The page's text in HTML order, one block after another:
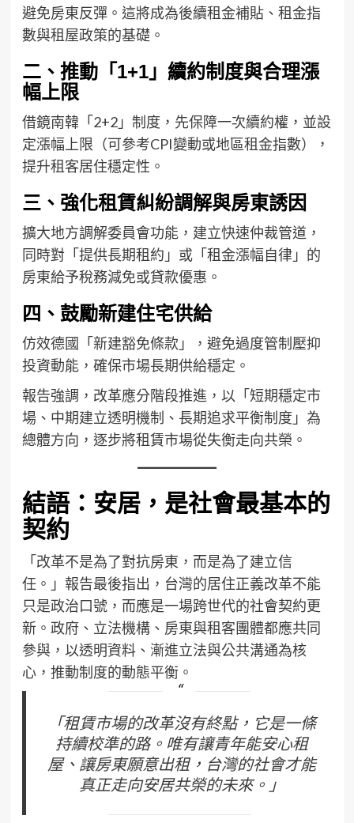
避免房東反彈。這將成為後續租金補貼、租金指
數與租屋政策的基礎。
二、推動「1+1」續約制度與合理漲
幅上限
借鏡南韓「2+2」制度，先保障一次續約權，並設
定漲幅上限（可參考CPI變動或地區租金指數），
提升租客居住穩定性。
三、強化租賃糾紛調解與房東誘因
擴大地方調解委員會功能，建立快速仲裁管道，
同時對「提供長期租約」或「租金漲幅自律」的
房東給予稅務減免或貸款優惠。
四、鼓勵新建住宅供給
仿效德國「新建豁免條款」，避免過度管制壓抑
投資動能，確保市場長期供給穩定。
報告強調，改革應分階段推進，以「短期穩定市
場、中期建立透明機制、長期追求平衡制度」為
總體方向，逐步將租賃市場從失衡走向共榮。
結語：安居，是社會最基本的
契約
「改革不是為了對抗房東，而是為了建立信
任。」報告最後指出，台灣的居住正義改革不能
只是政治口號，而應是一場跨世代的社會契約更
新。政府、立法機構、房東與租客團體都應共同
參與，以透明資料、漸進立法與公共溝通為核
心，推動制度的動態平衡。
「租賃市場的改革沒有終點，它是一條
持續校準的路。唯有讓青年能安心租
屋、讓房東願意出租，台灣的社會才能
真正走向安居共榮的未來。」